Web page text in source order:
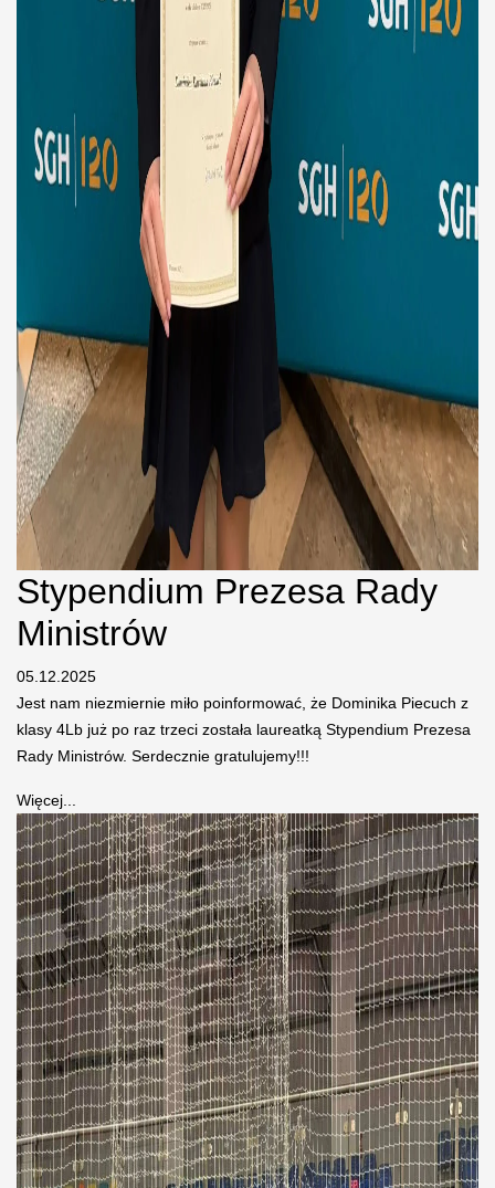
Stypendium Prezesa Rady
Ministrów
05.12.2025
Jest nam niezmiernie miło poinformować, że Dominika Piecuch z
klasy 4Lb już po raz trzeci została laureatką Stypendium Prezesa
Rady Ministrów. Serdecznie gratulujemy!!!
Więcej...